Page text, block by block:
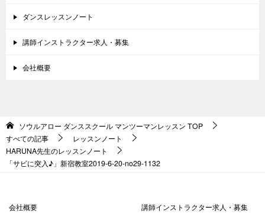
ダンスレッスンノート
講師インストラクター求人・募集
会社概要
ソウルアロー ダンススクール マンツーマンレッスン TOP
すべての記事
レッスンノート
HARUNA先生のレッスンノート
「サビに突入♪」新宿教室2019-6-20-no29-1132
会社概要 講師インストラクター求人・募集